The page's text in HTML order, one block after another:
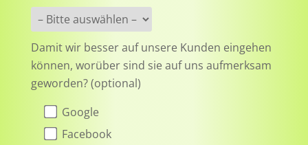
Damit wir besser auf unsere Kunden eingehen
können, worüber sind sie auf uns aufmerksam
geworden? (optional)
Google
Facebook